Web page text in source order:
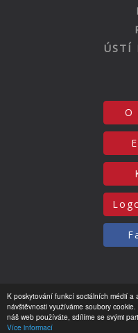
K poskytování funkcí sociálních médií a
návštěvnosti využíváme soubory
náš web používáte, sdílíme se svými
Více informací
ÚSTÍ
O